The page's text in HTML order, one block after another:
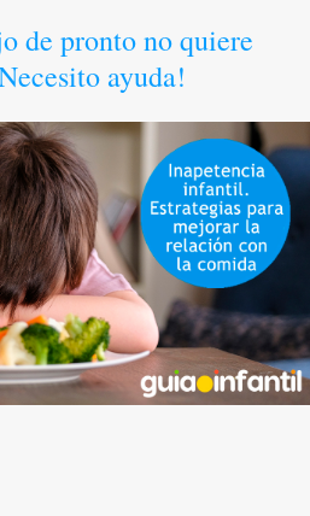
de pronto no quiere
ayuda!